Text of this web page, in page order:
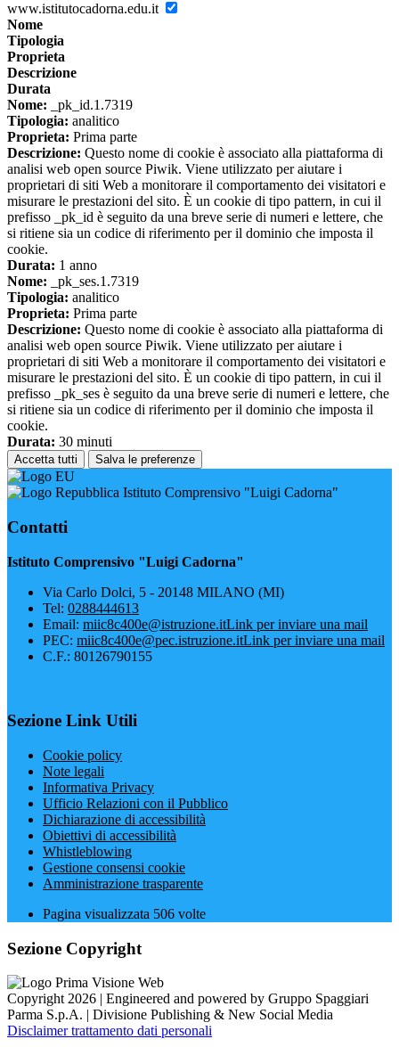
www.istitutocadorna.edu.it
Nome
Tipologia
Proprieta
Descrizione
Durata
Nome: _pk_id.1.7319
Tipologia: analitico
Proprieta: Prima parte
Descrizione: Questo nome di cookie è associato alla piattaforma di
analisi web open source Piwik. Viene utilizzato per aiutare i
proprietari di siti Web a monitorare il comportamento dei visitatori e
misurare le prestazioni del sito. È un cookie di tipo pattern, in cui il
prefisso _pk_id è seguito da una breve serie di numeri e lettere, che
si ritiene sia un codice di riferimento per il dominio che imposta il
cookie.
Durata: 1 anno
Nome: _pk_ses.1.7319
Tipologia: analitico
Proprieta: Prima parte
Descrizione: Questo nome di cookie è associato alla piattaforma di
analisi web open source Piwik. Viene utilizzato per aiutare i
proprietari di siti Web a monitorare il comportamento dei visitatori e
misurare le prestazioni del sito. È un cookie di tipo pattern, in cui il
prefisso _pk_ses è seguito da una breve serie di numeri e lettere, che
si ritiene sia un codice di riferimento per il dominio che imposta il
cookie.
Durata: 30 minuti
Accetta tutti Salva le preferenze
Istituto Comprensivo "Luigi Cadorna"
Contatti
Istituto Comprensivo "Luigi Cadorna"
Via Carlo Dolci, 5 - 20148 MILANO (MI)
Tel: 0288444613
Email: miic8c400e@istruzione.itLink per inviare una mail
PEC: miic8c400e@pec.istruzione.itLink per inviare una mail
C.F.: 80126790155
Sezione Link Utili
Cookie policy
Note legali
Informativa Privacy
Ufficio Relazioni con il Pubblico
Dichiarazione di accessibilità
Obiettivi di accessibilità
Whistleblowing
Gestione consensi cookie
Amministrazione trasparente
Pagina visualizzata 506 volte
Sezione Copyright
Copyright 2026 | Engineered and powered by Gruppo Spaggiari
Parma S.p.A. | Divisione Publishing & New Social Media
Disclaimer trattamento dati personali